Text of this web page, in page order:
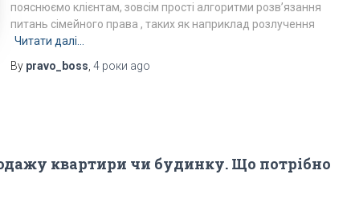
пояснюємо клієнтам, зовсім прості алгоритми розв’язання
питань сімейного права , таких як наприклад розлучення
Читати далі…
By pravo_boss 4 роки ago
квартири чи будинку. Що потрібно